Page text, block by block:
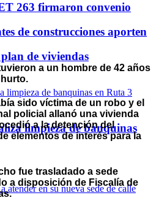
263 firmaron convenio
de construcciones aporten
de viviendas
limpieza de banquinas
a un hombre de 42 años
sido víctima de un robo y el
policial allanó una vivienda
a la detención del
elementos de interés para la
fue trasladado a sede
a disposición de Fiscalía de